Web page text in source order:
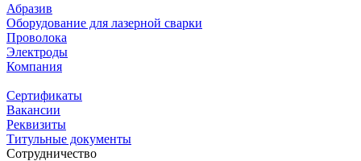
Абразив
Оборудование для лазерной сварки
Проволока
Электроды
Компания
Сертификаты
Вакансии
Реквизиты
Титульные документы
Сотрудничество